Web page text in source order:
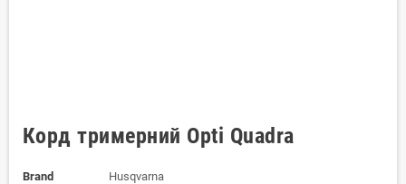
Корд тримерний Opti Quadra
Brand
Husqvarna